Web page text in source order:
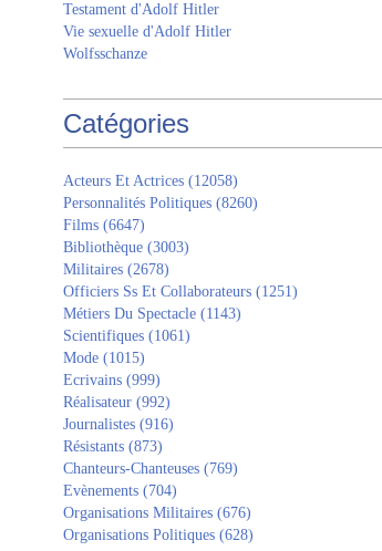
Testament d'Adolf Hitler
Vie sexuelle d'Adolf Hitler
Wolfsschanze
Catégories
Acteurs Et Actrices (12058)
Personnalités Politiques (8260)
Films (6647)
Bibliothèque (3003)
Militaires (2678)
Officiers Ss Et Collaborateurs (1251)
Métiers Du Spectacle (1143)
Scientifiques (1061)
Mode (1015)
Ecrivains (999)
Réalisateur (992)
Journalistes (916)
Résistants (873)
Chanteurs-Chanteuses (769)
Evènements (704)
Organisations Militaires (676)
Organisations Politiques (628)